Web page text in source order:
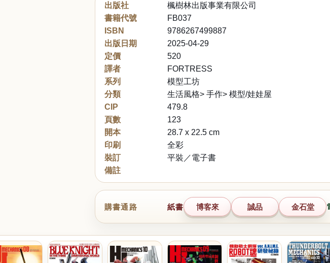
出版社
楓樹林出版事業有限公司
書籍代號
FB037
ISBN
9786267499887
出版日期
2025-04-29
定價
520
譯者
FORTRESS
系列
模型工坊
分類
生活風格> 手作> 模型/娃娃屋
CIP
479.8
頁數
123
開本
28.7 x 22.5 cm
印刷
全彩
裝訂
平裝／電子書
備註
購書通路 紙書 博客來 誠品 金石堂